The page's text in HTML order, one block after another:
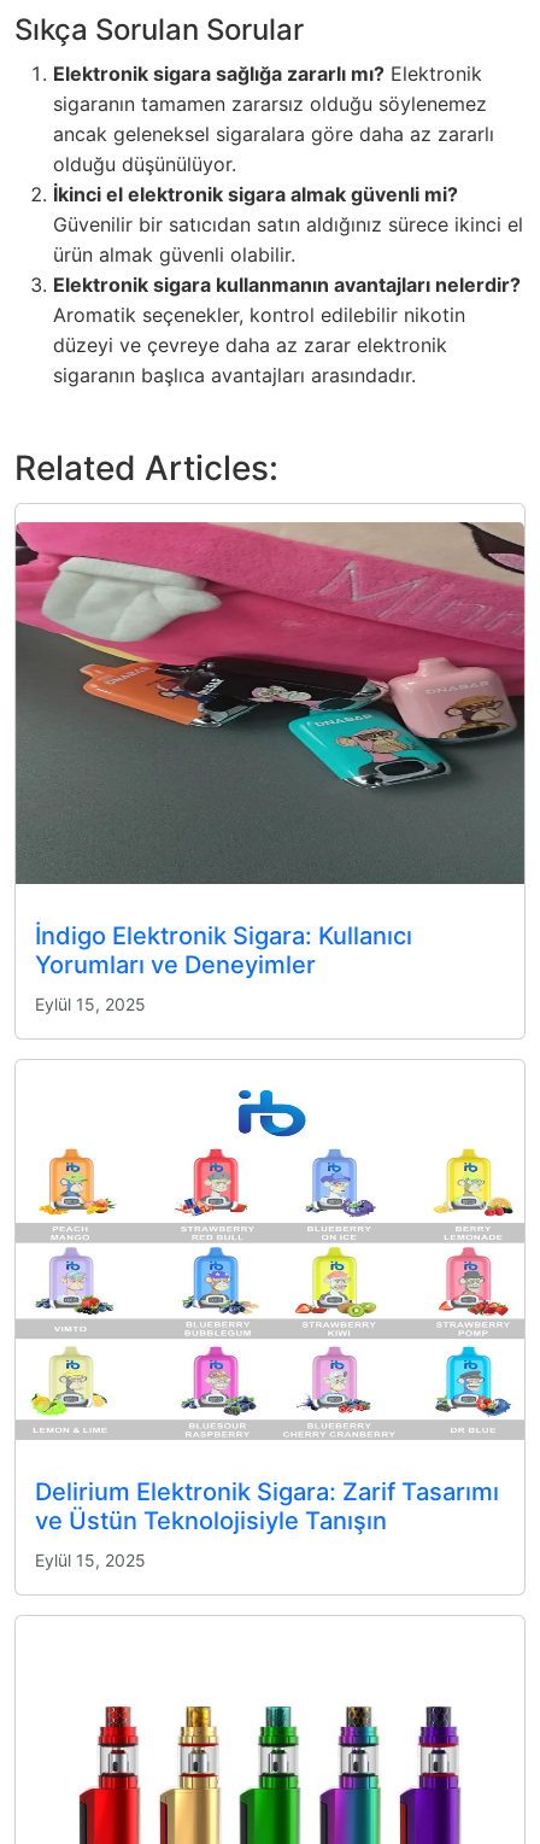
Sıkça Sorulan Sorular
Elektronik sigara sağlığa zararlı mı? Elektronik
sigaranın tamamen zararsız olduğu söylenemez
ancak geleneksel sigaralara göre daha az zararlı
olduğu düşünülüyor.
İkinci el elektronik sigara almak güvenli mi?
Güvenilir bir satıcıdan satın aldığınız sürece ikinci el
ürün almak güvenli olabilir.
Elektronik sigara kullanmanın avantajları nelerdir?
Aromatik seçenekler, kontrol edilebilir nikotin
düzeyi ve çevreye daha az zarar elektronik
sigaranın başlıca avantajları arasındadır.
Related Articles:
İndigo Elektronik Sigara: Kullanıcı
Yorumları ve Deneyimler
Eylül 15, 2025
Delirium Elektronik Sigara: Zarif Tasarımı
ve Üstün Teknolojisiyle Tanışın
Eylül 15, 2025